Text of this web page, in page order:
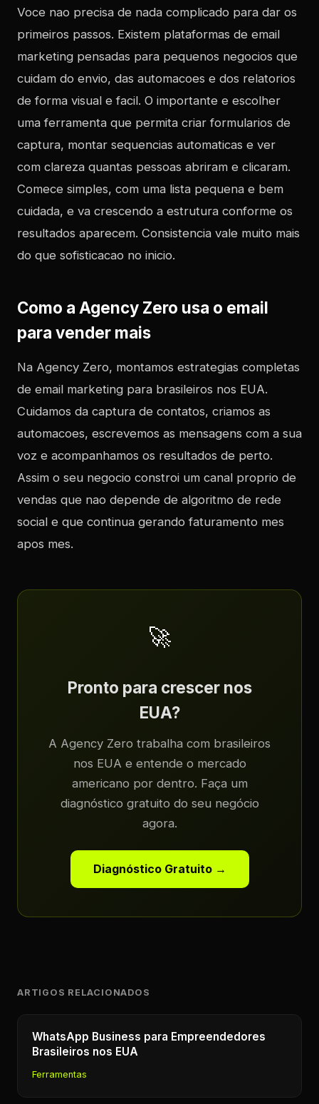
Voce nao precisa de nada complicado para dar os
primeiros passos. Existem plataformas de email
marketing pensadas para pequenos negocios que
cuidam do envio, das automacoes e dos relatorios
de forma visual e facil. O importante e escolher
uma ferramenta que permita criar formularios de
captura, montar sequencias automaticas e ver
com clareza quantas pessoas abriram e clicaram.
Comece simples, com uma lista pequena e bem
cuidada, e va crescendo a estrutura conforme os
resultados aparecem. Consistencia vale muito mais
do que sofisticacao no inicio.
Como a Agency Zero usa o email
para vender mais
Na Agency Zero, montamos estrategias completas
de email marketing para brasileiros nos EUA.
Cuidamos da captura de contatos, criamos as
automacoes, escrevemos as mensagens com a sua
voz e acompanhamos os resultados de perto.
Assim o seu negocio constroi um canal proprio de
vendas que nao depende de algoritmo de rede
social e que continua gerando faturamento mes
apos mes.
🚀
Pronto para crescer nos
EUA?
A Agency Zero trabalha com brasileiros
nos EUA e entende o mercado
americano por dentro. Faça um
diagnóstico gratuito do seu negócio
agora.
Diagnóstico Gratuito →
ARTIGOS RELACIONADOS
WhatsApp Business para Empreendedores
Brasileiros nos EUA
Ferramentas